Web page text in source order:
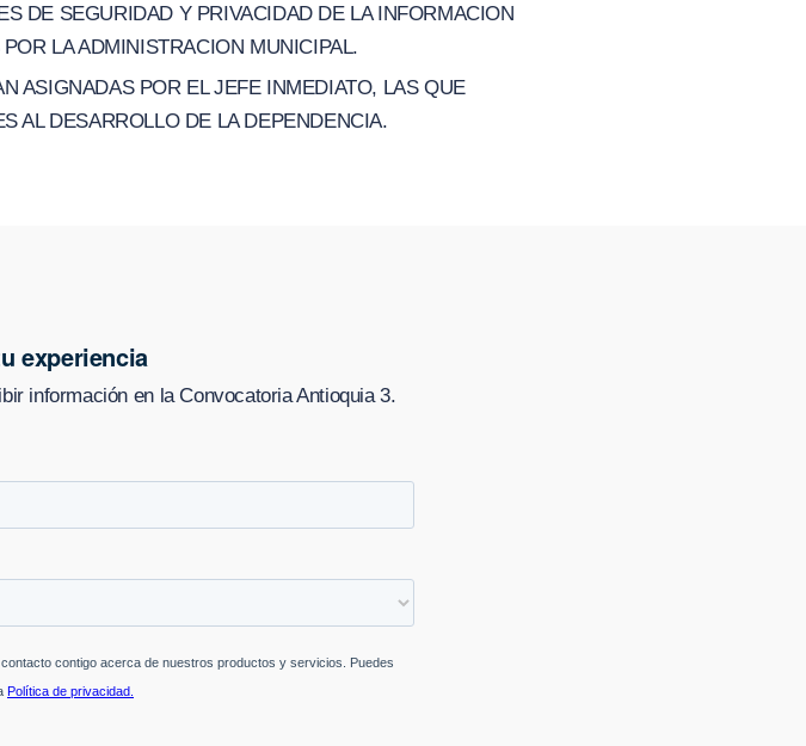
DE SEGURIDAD Y PRIVACIDAD DE LA INFORMACION
LA ADMINISTRACION MUNICIPAL.
ASIGNADAS POR EL JEFE INMEDIATO, LAS QUE
AL DESARROLLO DE LA DEPENDENCIA.
experiencia
información en la Convocatoria Antioquia 3.